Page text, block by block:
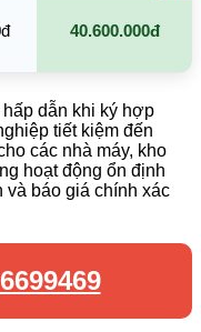
40.600.000đ
dẫn khi ký hợp
tiết kiệm đến
các nhà máy, kho
hoạt động ổn định
và báo giá chính xác